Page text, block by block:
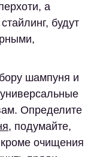
а
будут
шампуня и
Определите
, подумайте,
кроме очищения